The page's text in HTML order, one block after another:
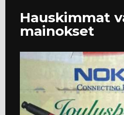
Hauskimmat
mainokset